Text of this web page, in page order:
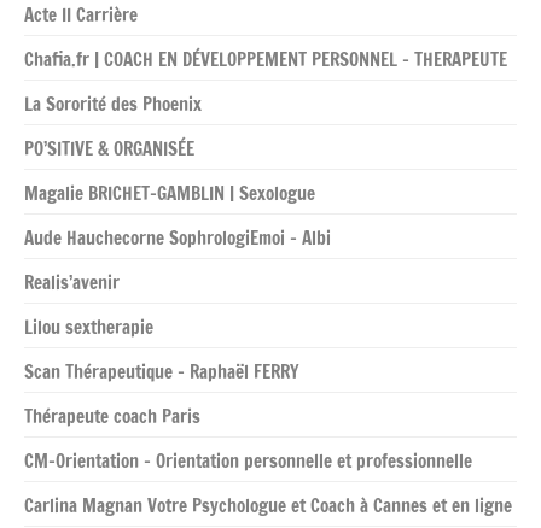
Acte II Carrière
Chafia.fr | COACH EN DÉVELOPPEMENT PERSONNEL – THERAPEUTE
La Sororité des Phoenix
PO’SITIVE & ORGANISÉE
Magalie BRICHET-GAMBLIN | Sexologue
Aude Hauchecorne SophrologiEmoi – Albi
Realis’avenir
Lilou sextherapie
Scan Thérapeutique – Raphaël FERRY
Thérapeute coach Paris
CM-Orientation – Orientation personnelle et professionnelle
Carlina Magnan Votre Psychologue et Coach à Cannes et en ligne